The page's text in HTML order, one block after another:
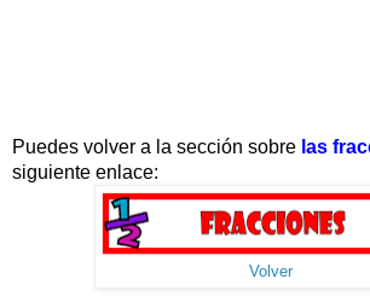
Puedes volver a la sección sobre las
siguiente enlace:
Volver